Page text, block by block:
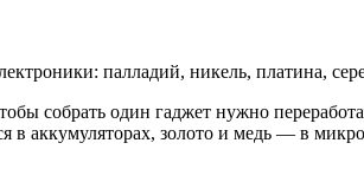
палладий, никель, платина,
собрать один гаджет нужно
в аккумуляторах, золото и медь — в